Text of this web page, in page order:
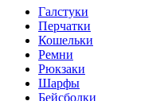
Галстуки
Перчатки
Кошельки
Ремни
Рюкзаки
Шарфы
Бейсболки